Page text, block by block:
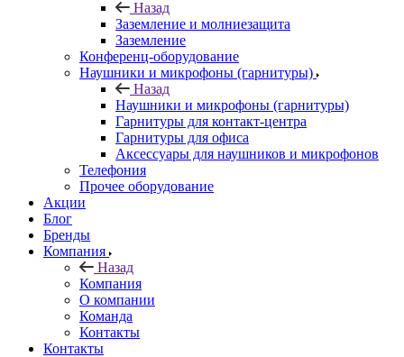
Назад
Заземление и молниезащита
Заземление
Конференц-оборудование
Наушники и микрофоны (гарнитуры)
Назад
Наушники и микрофоны (гарнитуры)
Гарнитуры для контакт-центра
Гарнитуры для офиса
Аксессуары для наушников и микрофонов
Телефония
Прочее оборудование
Акции
Блог
Бренды
Компания
Назад
Компания
О компании
Команда
Контакты
Контакты